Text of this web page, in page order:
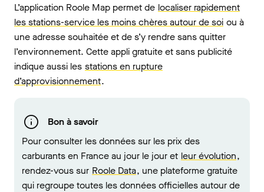
L’application Roole Map permet de localiser rapidement
les stations-service les moins chères autour de soi ou à
une adresse souhaitée et de s’y rendre sans quitter
l’environnement. Cette appli gratuite et sans publicité
indique aussi les stations en rupture
d’approvisionnement.
Bon à savoir
Pour consulter les données sur les prix des
carburants en France au jour le jour et leur évolution,
rendez-vous sur Roole Data, une plateforme gratuite
qui regroupe toutes les données officielles autour de